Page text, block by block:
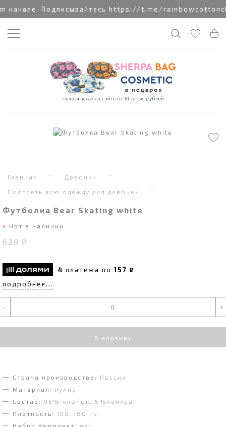
канале. Подписывайтесь https://t.me/
Главная Девочки
Смотреть всю одежду для девочек
Футболка Bear Skating white
Нет в наличии
629 ₽
4 платежа по157 ₽
подробнее...
- +
В корзину
Страна производства:
Россия
Материал:
кулир
Состав:
95% хлопок, 5%лайкра
Плотность: 160-180 гр
Набор Комплект:
нет